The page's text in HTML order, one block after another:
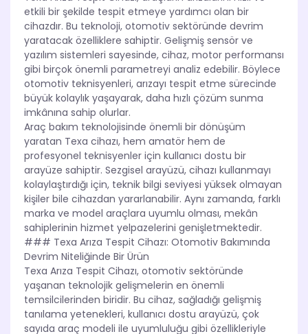
etkili bir şekilde tespit etmeye yardımcı olan bir
cihazdır. Bu teknoloji, otomotiv sektöründe devrim
yaratacak özelliklere sahiptir. Gelişmiş sensör ve
yazılım sistemleri sayesinde, cihaz, motor performansı
gibi birçok önemli parametreyi analiz edebilir. Böylece
otomotiv teknisyenleri, arızayı tespit etme sürecinde
büyük kolaylık yaşayarak, daha hızlı çözüm sunma
imkânına sahip olurlar.
Araç bakım teknolojisinde önemli bir dönüşüm
yaratan Texa cihazı, hem amatör hem de
profesyonel teknisyenler için kullanıcı dostu bir
arayüze sahiptir. Sezgisel arayüzü, cihazı kullanmayı
kolaylaştırdığı için, teknik bilgi seviyesi yüksek olmayan
kişiler bile cihazdan yararlanabilir. Aynı zamanda, farklı
marka ve model araçlara uyumlu olması, mekân
sahiplerinin hizmet yelpazelerini genişletmektedir.
### Texa Arıza Tespit Cihazı: Otomotiv Bakımında
Devrim Niteliğinde Bir Ürün
Texa Arıza Tespit Cihazı, otomotiv sektöründe
yaşanan teknolojik gelişmelerin en önemli
temsilcilerinden biridir. Bu cihaz, sağladığı gelişmiş
tanılama yetenekleri, kullanıcı dostu arayüzü, çok
sayıda araç modeli ile uyumluluğu gibi özellikleriyle